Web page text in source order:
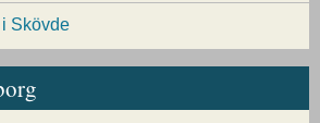
Skövde